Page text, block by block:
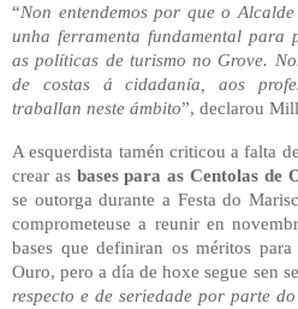
“Non entendemos por que o
unha ferramenta fundamental
as políticas de turismo no Grove.
de costas á cidadanía, aos
traballan neste ámbito”, declarou
A esquerdista tamén criticou a falta
crear as bases para as Centolas de
se outorga durante a Festa do
comprometeuse a reunir en
bases que definiran os méritos
Ouro, pero a día de hoxe segue sen
respecto e de seriedade por parte